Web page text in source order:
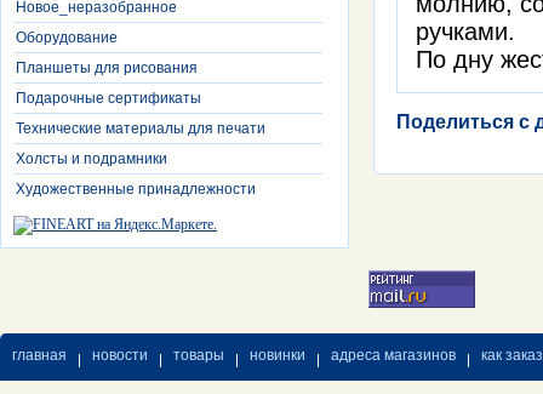
Новое_неразобранное
Оборудование
Планшеты для рисования
Подарочные сертификаты
Технические материалы для печати
Холсты и подрамники
Художественные принадлежности
ручками.
По дну
Поделиться с
главная новости товары новинки адреса магазинов как